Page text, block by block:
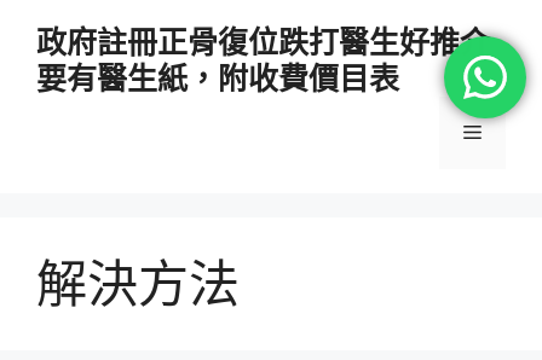
政府註冊正骨復位跌打醫生好推介
要有醫生紙，附收費價目表
選
解決方法